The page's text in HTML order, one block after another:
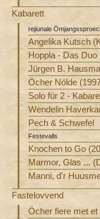
Kabarett
rejiunale
Angelika Kutsch
Hoppla - Das
Jürgen B.
Öcher Nölde
Solo für 2 -
Wendelin
Pech & Schwefel
Festevalls
Knochen to Go
Marmor, Glas ...
Manni, d'r
Fastelovvend
Öcher fiere met